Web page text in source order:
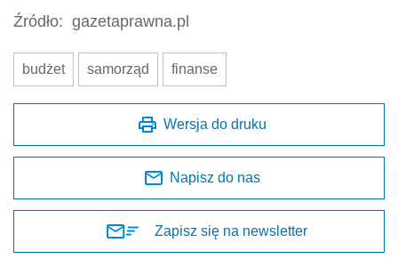
Źródło: gazetaprawna.pl
budżet samorząd finanse
Wersja do druku
Napisz do nas
Zapisz się na newsletter